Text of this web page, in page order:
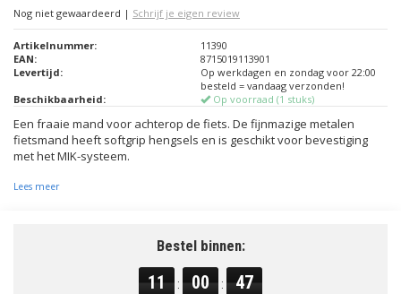
Nog niet gewaardeerd | Schrijf je eigen review
Artikelnummer:
11390
EAN:
8715019113901
Levertijd:
Op werkdagen en zondag voor 22:00
besteld = vandaag verzonden!
Beschikbaarheid:
Op voorraad (1 stuks)
Een fraaie mand voor achterop de fiets. De fijnmazige metalen
fietsmand heeft softgrip hengsels en is geschikt voor bevestiging
met het MIK-systeem.
Lees meer
Bestel binnen:
11 : 00 : 47